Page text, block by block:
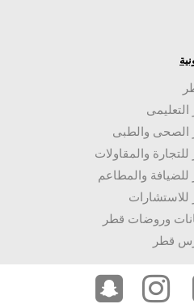
الصحى والطبى
والمقاولات
والمطاعم
وروضات قطر
قطر